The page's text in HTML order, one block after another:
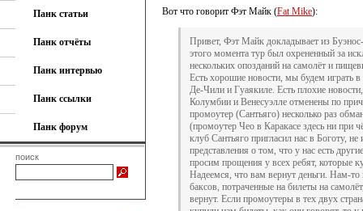
Панк статьи
Панк отчёты
Панк интервью
Панк ссылки
Панк форум
поиск
Вот что говорит Фэт Майк (Fat Mike):
Привет, Фэт Майк докладывает из
этого момента тур был охрененный за
нескольких опозданий на самолёт и
Есть хорошие новости, мы будем играть
Де-Чили и Гуаякиле. Есть плохие
Колумбии и Венесуэлле отменены по
промоутер (Сантьяго) несколько раз
(промоутер Чео в Каракасе здесь ни при
клуб Сантьяго пригласил нас в Боготу, не
представления о том, что у нас есть
просим прощения у всех ребят, которые
Надеемся, что вам вернут деньги. Нам-
баксов, потраченные на билеты на
вернут. Если промоутеры в тех двух